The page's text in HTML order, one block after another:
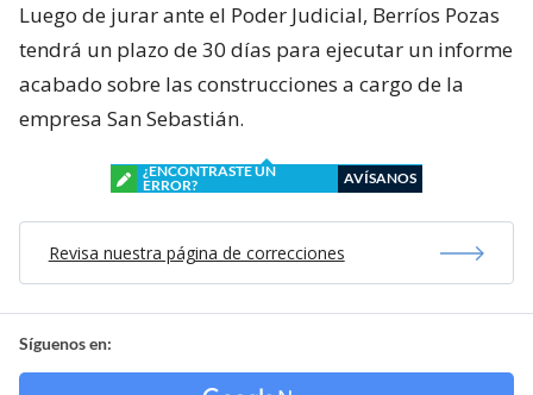
Luego de jurar ante el Poder Judicial, Berríos Pozas
tendrá un plazo de 30 días para ejecutar un informe
acabado sobre las construcciones a cargo de la
empresa San Sebastián.
¿ENCONTRASTE UN
ERROR?
AVÍSANOS
Revisa nuestra página de correcciones
Síguenos en: